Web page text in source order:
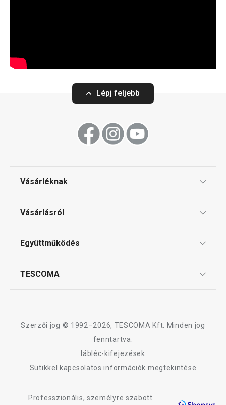
Lépj feljebb
Vásárléknak
Gyakori kérdések
Vásárlásról
Reklamáció és termékvisszaküldés
Együttműködés
TESCOMA
Adatkezelési Tájékoztató
Szerzői jog © 1992–2026, TESCOMA Kft. Minden jog
fenntartva.
lábléc-kifejezések
Sütikkel kapcsolatos információk megtekintése
Professzionális, személyre szabott